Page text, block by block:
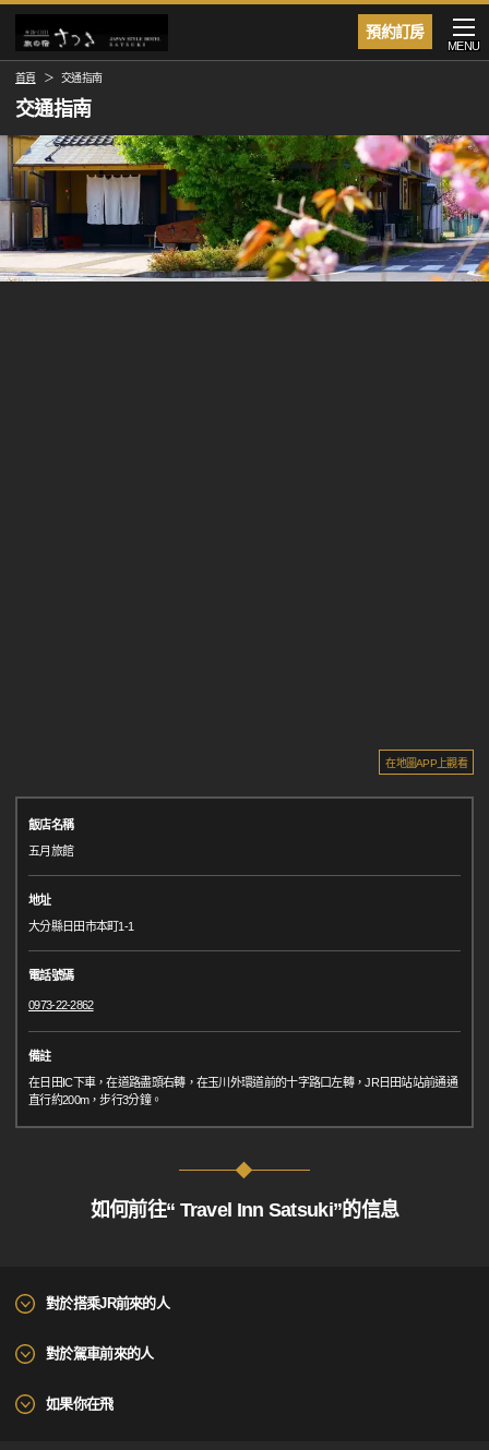
預約訂房
MENU
首頁 交通指南
交通指南
在地圖APP上觀看
飯店名稱
五月旅館
地址
大分縣日田市本町1-1
電話號碼
0973-22-2862
備註
在日田IC下車，在道路盡頭右轉，在玉川外環道前的十字路口左轉，JR日田站站前通通
直行約200m，步行3分鐘。
如何前往“ Travel Inn Satsuki”的信息
對於搭乘JR前來的人
對於駕車前來的人
如果你在飛